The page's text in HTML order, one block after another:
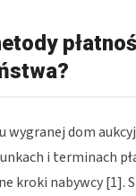
wygranej dom
i terminach
kroki nabywcy [1].